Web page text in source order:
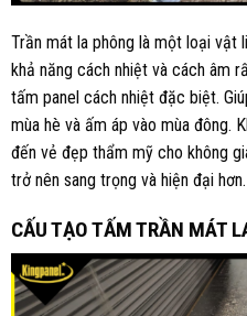
Trần mát la phông là một loại vật
khả năng cách nhiệt và cách âm
tấm panel cách nhiệt đặc biệt.
mùa hè và ấm áp vào mùa đông.
đến vẻ đẹp thẩm mỹ cho không
trở nên sang trọng và hiện đại hơn.
CẤU TẠO TẤM TRẦN MÁT